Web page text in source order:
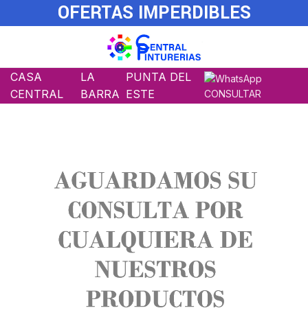
OFERTAS IMPERDIBLES
CASA
CENTRAL
LA
BARRA
PUNTA DEL
ESTE
CONSULTAR